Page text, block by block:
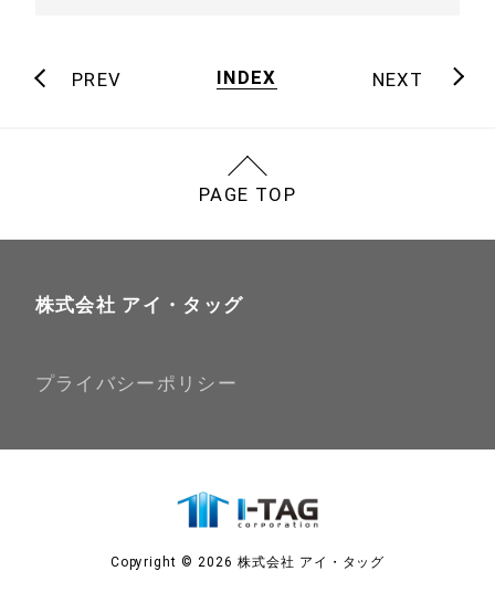
PREV INDEX NEXT
PAGE TOP
株式会社 アイ・タッグ
プライバシーポリシー
Copyright © 2026 株式会社 アイ・タッグ